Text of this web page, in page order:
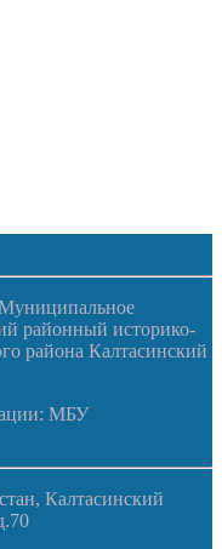
районный историко-
района Калтасинский
МБУ
Калтасинский